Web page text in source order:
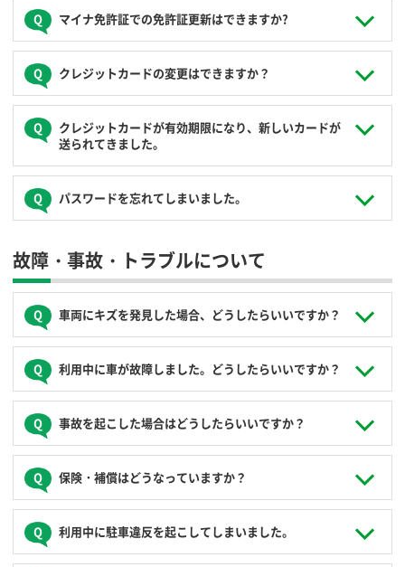
ご住所/電話番号
メールアドレス（メールアドレスを変更しますと、自動的
にログインIDも変更になりますのでご注意ください）
クレジットカード
運転免許証を更新した場合は、会員情報も更新してくださ
い。更新されないと運転免許証でのドアの施錠解錠ができな
くなります。
新しい運転免許証のデジタル画像（表裏面とも）をご用意い
ただき、ログイン後の会員ページ「お客様の登録情報」から
新免許証のアップロードを行ってください。
マイナ免許証での免許証更新はできますか?
マイナ免許証で免許証更新ができます。ログイン後の「お客
様の登録情報」から免許証更新を選択し、アップロードする
免許証の種類でマイナ免許証を選択してください。 アップロ
プリ」 をお手持ちのスマートフォンにインストールし、マイ
ナンバーカード内のマイナ免許証データを読み取り、 表示さ
れた免許画像をお手持ちのスマートフォンにダウンロードし
ておく必要があります。
「マイナ免許証読み取りアプリ」はこちら
ん。別途お手持ちのICカード(交通系ICカード等)やス
マートフォンを電子キーとして登録する必要がありま
す。
電子キー登録についてはこちら
クレジットカードの変更はできますか？
ログイン後の会員ページ「お客様の登録情報」から変更がで
きます。
クレジットカードは、個人会員の場合は会員様名義のクレ
トカードもしくは代表者様名義のクレジットカードに限り
ます。
ません。
クレジットカードが有効期限になり、新しいカードが
送られてきました。
ログイン後の会員ページ「お客様の登録情報」から新しいク
レジットカードへの変更をお願いします。
パスワードを忘れてしまいました。
ら」から仮パスワードの発行ができます。仮パスワードでロ
グインし、会員ページ「お客様の登録情報」からパスワード
を変更登録してください。
故障・事故・トラブルについて
車両にキズを発見した場合、どうしたらいいですか？
必ずご出発される前にコールセンター（ 0120-310-950
連絡ください。
利用中に車が故障しました。どうしたらいいですか？
安全な場所にクルマを止めて、コールセンター（
950）への連絡をお願いします。
事故を起こした場合はどうしたらいいですか？
負傷者がいる場合はまず救急車（119）を呼んでいただき、
負傷者の救護を優先してください。また、クルマを安全な場
所へ移動し、続発事故の防止にあたってください。次に警察
950）へ連絡をお願いします。保険会社サポートデスクをお
教えしますので、お客様自身で連絡していただきます。
保険・補償はどうなっていますか？
ご利用中の万一の事故に備え、JoyCaでは保険・補償制度が
用意されています。保険料は利用料金に含まれています。保
険・補償制度の詳しい内容は、重要事項の【保険・補償制度
利用中に駐車違反を起こしてしまいました。